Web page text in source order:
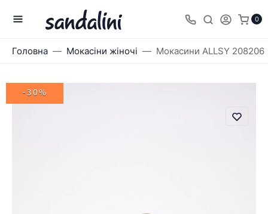
0
Головна Мокасіни жіночі Мокасини ALLSY 208206
-30%